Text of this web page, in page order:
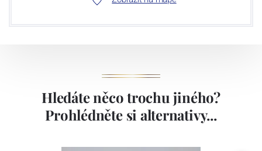
Hledáte něco trochu jiného?
Prohlédněte si alternativy...